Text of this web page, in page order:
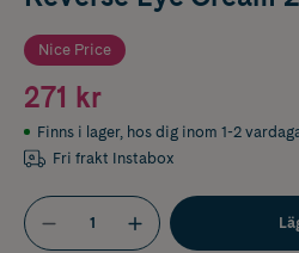
Nice Price
271 kr
Finns i lager, hos dig inom 1-2
Fri frakt Instabox